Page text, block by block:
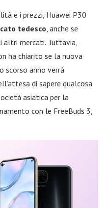
e i prezzi, Huawei P30
tedesco, anche se
altri mercati. Tuttavia,
ha chiarito se la nuova
scorso anno verrà
di sapere qualcosa
asiatica per la
con le FreeBuds 3,